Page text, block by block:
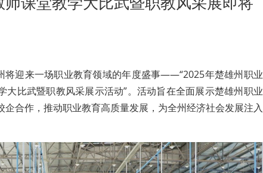
将迎来一场职业教育领域的年度盛事——“2025年楚雄州职业
大比武暨职教风采展示活动”。活动旨在全面展示楚雄州职业
合作，推动职业教育高质量发展，为全州经济社会发展注入